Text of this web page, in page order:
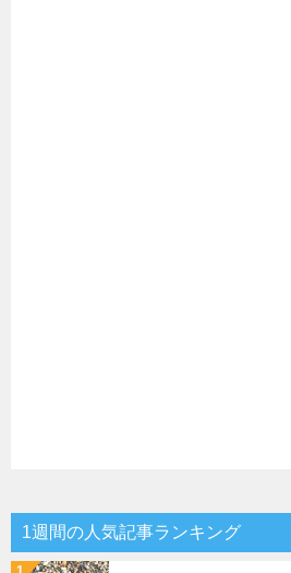
1週間の人気記事ランキング